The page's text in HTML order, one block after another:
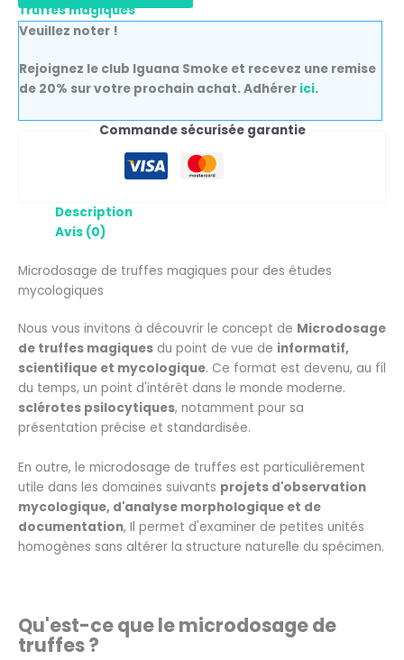
Truffes magiques
Veuillez noter !
Rejoignez le club Iguana Smoke et recevez une remise
de 20% sur votre prochain achat. Adhérer ici.
Commande sécurisée garantie
Description
Avis (0)
Microdosage de truffes magiques pour des études
mycologiques
Nous vous invitons à découvrir le concept de Microdosage
de truffes magiques du point de vue de informatif,
scientifique et mycologique. Ce format est devenu, au fil
du temps, un point d'intérêt dans le monde moderne.
sclérotes psilocytiques, notamment pour sa
présentation précise et standardisée.
En outre, le microdosage de truffes est particulièrement
utile dans les domaines suivants projets d'observation
mycologique, d'analyse morphologique et de
documentation, Il permet d'examiner de petites unités
homogènes sans altérer la structure naturelle du spécimen.
Qu'est-ce que le microdosage de
truffes ?